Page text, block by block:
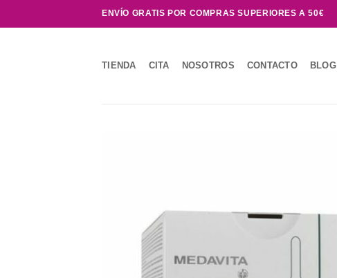
al
ENVÍO GRATIS POR COMPRAS SUPERIORES A 50€
TIENDA CITA NOSOTROS CONTACTO BLOG